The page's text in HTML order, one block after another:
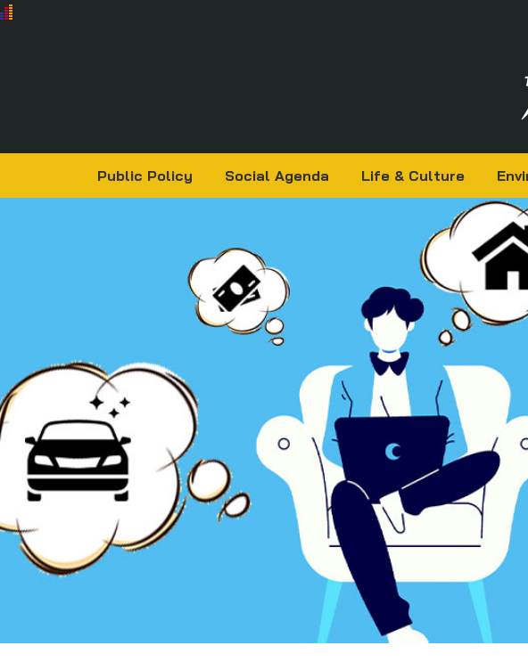
Public Policy Social Agenda Life & Culture